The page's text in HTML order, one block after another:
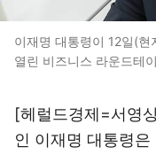
이재명 대통령이 12일(
열린 비즈니스 라운드테
[헤럴드경제=서영
인 이재명 대통령